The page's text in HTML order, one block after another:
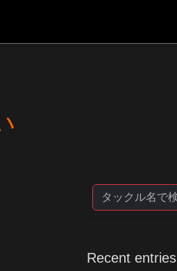
Recent entries